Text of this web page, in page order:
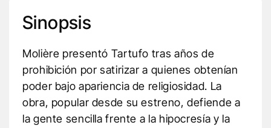
Sinopsis
Molière presentó Tartufo tras años de
prohibición por satirizar a quienes obtenían
poder bajo apariencia de religiosidad. La
obra, popular desde su estreno, defiende a
la gente sencilla frente a la hipocresía y la